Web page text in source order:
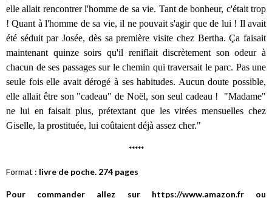
elle allait rencontrer l'homme de sa vie. Tant de bonheur, c'était trop
! Quant à l'homme de sa vie, il ne pouvait s'agir que de lui ! Il avait
été séduit par Josée, dès sa première visite chez Bertha. Ça faisait
maintenant quinze soirs qu'il reniflait discrètement son odeur à
chacun de ses passages sur le chemin qui traversait le parc. Pas une
seule fois elle avait dérogé à ses habitudes. Aucun doute possible,
elle allait être son "cadeau" de Noël, son seul cadeau !
"Madame"
ne lui en faisait plus, prétextant que les virées mensuelles chez
Giselle, la prostituée, lui coûtaient déjà assez cher."
*****
Format : livre de poche. 274 pages
Pour commander allez sur https://www.amazon.fr ou